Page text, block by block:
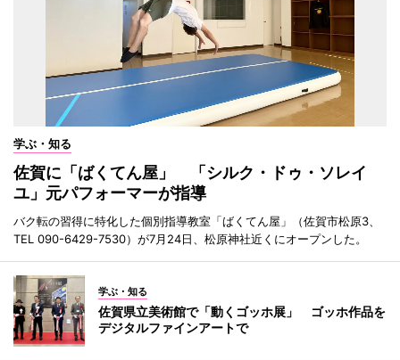
学ぶ・知る
佐賀に「ばくてん屋」 「シルク・ドゥ・ソレイ
ユ」元パフォーマーが指導
バク転の習得に特化した個別指導教室「ばくてん屋」（佐賀市松原3、
TEL 090-6429-7530）が7月24日、松原神社近くにオープンした。
学ぶ・知る
佐賀県立美術館で「動くゴッホ展」 ゴッホ作品を
デジタルファインアートで